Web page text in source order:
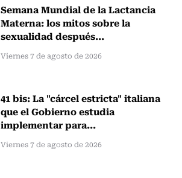
Semana Mundial de la Lactancia
Materna: los mitos sobre la
sexualidad después...
Viernes 7 de agosto de 2026
41 bis: La "cárcel estricta" italiana
que el Gobierno estudia
implementar para...
Viernes 7 de agosto de 2026